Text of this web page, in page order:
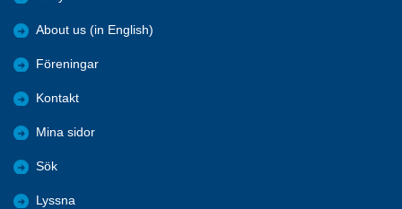
About us (in English)
Föreningar
Kontakt
Mina sidor
Sök
Lyssna